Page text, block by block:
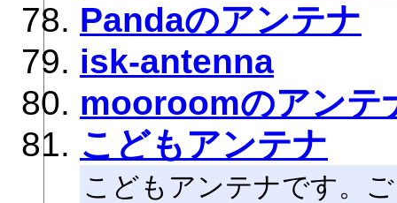
Pandaのアンテナ
isk-antenna
mooroomのアンテ
こどもアンテナ
こどもアンテナです。